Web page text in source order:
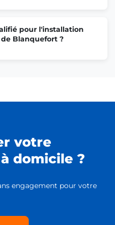
pour l'installation
Blanquefort ?
votre
domicile ?
engagement pour votre